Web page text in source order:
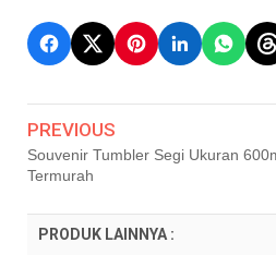
PREVIOUS
Souvenir Tumbler Segi Ukuran
Termurah
PRODUK LAINNYA :